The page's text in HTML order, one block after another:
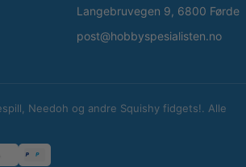
Langebruvegen 9, 6800 Førde
post@hobbyspesialisten.no
Needoh og andre Squishy fidgets!. Alle